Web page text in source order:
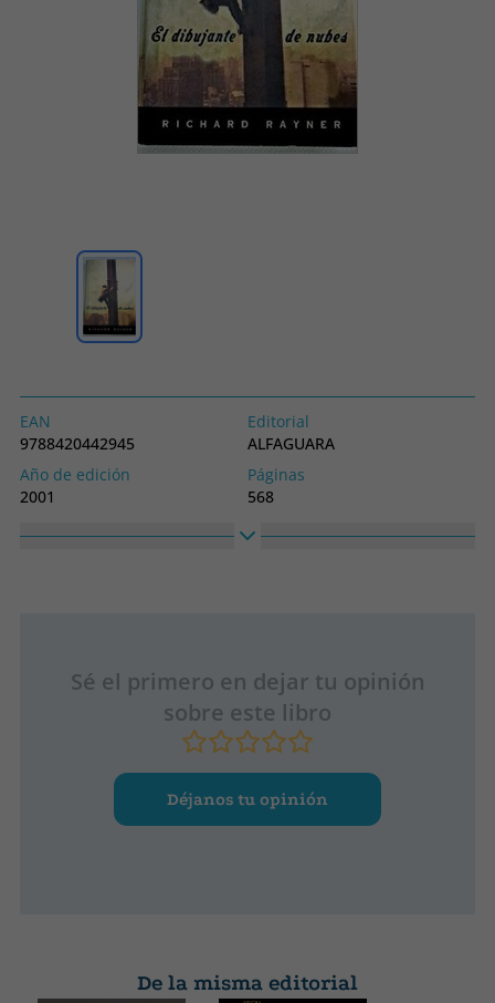
EAN
9788420442945
Editorial
ALFAGUARA
Año de edición
2001
Páginas
568
Colección
Sé el primero en dejar tu opinión
sobre este libro
Déjanos tu opinión
De la misma editorial